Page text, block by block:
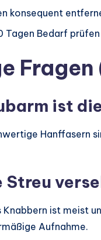
konsequent
Tagen Bedarf
Fragen
ist
Hanffasern
Streu
ist meist
Aufnahme.